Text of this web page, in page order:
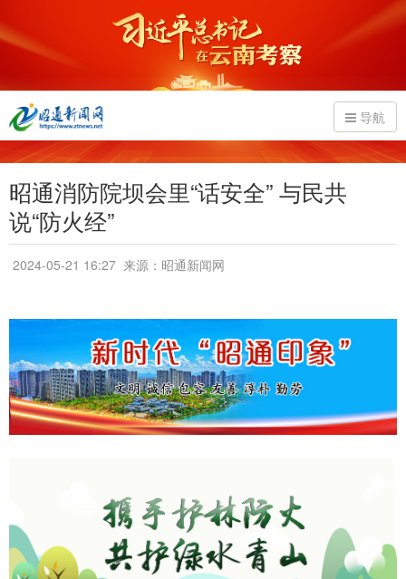
导航
昭通消防院坝会里“话安全” 与民共
说“防火经”
2024-05-21 16:27 来源：昭通新闻网